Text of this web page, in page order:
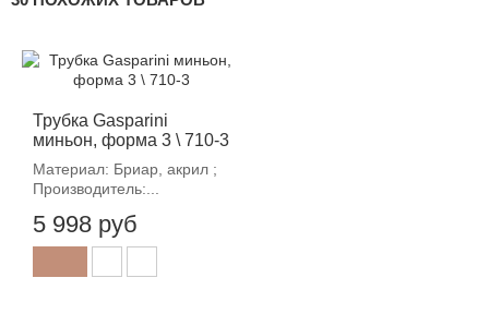
Трубка Gasparini
миньон, форма 3 \ 710-3
Материал: Бриар, акрил ;
Производитель:...
5 998 руб